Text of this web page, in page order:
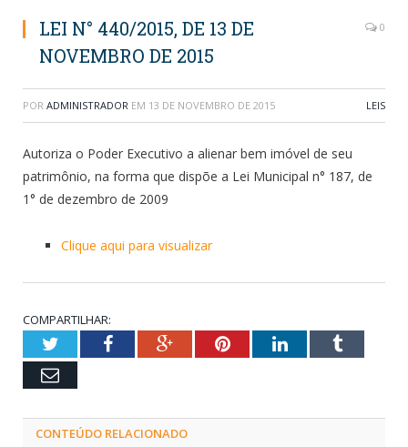
LEI N° 440/2015, DE 13 DE
NOVEMBRO DE 2015
0
POR ADMINISTRADOR EM 13 DE NOVEMBRO DE 2015 LEIS
Autoriza o Poder Executivo a alienar bem imóvel de seu
patrimônio, na forma que dispõe a Lei Municipal n° 187, de
1° de dezembro de 2009
Clique aqui para visualizar
COMPARTILHAR:
TwitterFacebookGoogle+PinterestLinkedInTumblr
Email
CONTEÚDO RELACIONADO